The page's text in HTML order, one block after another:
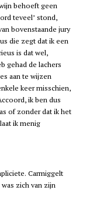
behoeft geen
teveel’ stond,
bovenstaande jury
die zegt dat ik een
is dat wel,
gehad de lachers
aan te wijzen
keer misschien,
ik ben dus
of zonder dat ik het
ik menig
Carmiggelt
zich van zijn